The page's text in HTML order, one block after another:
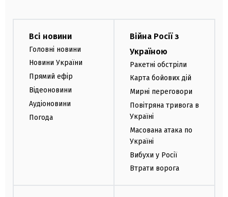
Всі новини
Головні новини
Новини України
Прямий ефір
Відеоновини
Аудіоновини
Погода
Війна Росії з
Україною
Ракетні обстріли
Карта бойових дій
Мирні переговори
Повітряна тривога в
Україні
Масована атака по
Україні
Вибухи у Росії
Втрати ворога